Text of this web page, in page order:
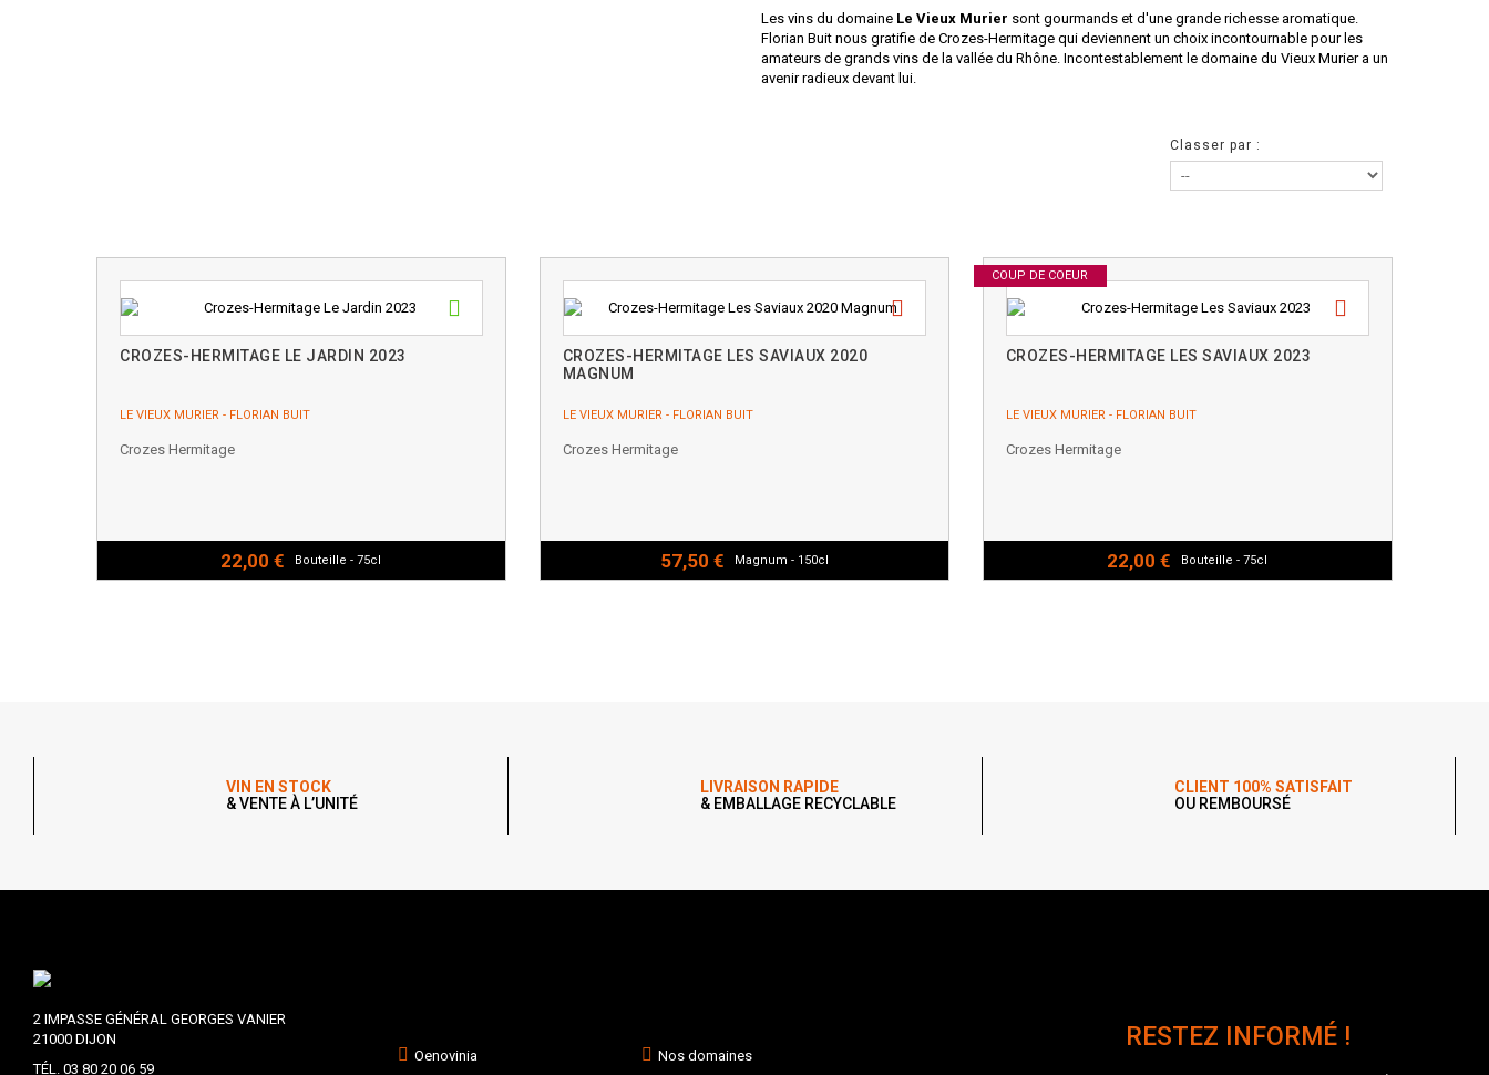
Les vins du domaine Le Vieux Murier sont gourmands et d'une grande richesse aromatique.
Florian Buit nous gratifie de Crozes-Hermitage qui deviennent un choix incontournable pour les
amateurs de grands vins de la vallée du Rhône. Incontestablement le domaine du Vieux Murier a un
avenir radieux devant lui.
Classer par :
CROZES-HERMITAGE LE JARDIN 2023
LE VIEUX MURIER - FLORIAN BUIT
Crozes Hermitage
22,00 € Bouteille - 75cl
CROZES-HERMITAGE LES SAVIAUX 2020
MAGNUM
LE VIEUX MURIER - FLORIAN BUIT
Crozes Hermitage
57,50 € Magnum - 150cl
COUP DE COEUR
CROZES-HERMITAGE LES SAVIAUX 2023
LE VIEUX MURIER - FLORIAN BUIT
Crozes Hermitage
22,00 € Bouteille - 75cl
VIN EN STOCK
& VENTE À L’UNITÉ
LIVRAISON RAPIDE
& EMBALLAGE RECYCLABLE
CLIENT 100% SATISFAIT
OU REMBOURSÉ
2 IMPASSE GÉNÉRAL GEORGES VANIER
21000 DIJON
TÉL. 03 80 20 06 59
Oenovinia Nos domaines
RESTEZ INFORMÉ !